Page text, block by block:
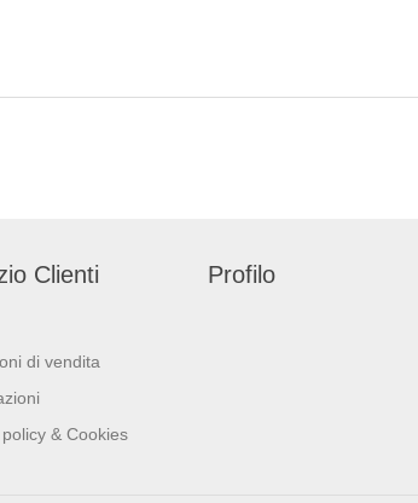
Clienti
di vendita
& Cookies
Profilo